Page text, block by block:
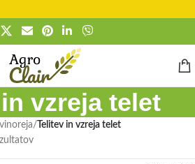
vzreja telet
/ Telitev in vzreja telet